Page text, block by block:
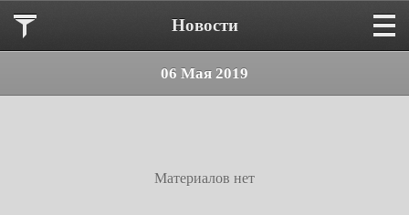
Новости
06 Мая 2019
Материалов нет